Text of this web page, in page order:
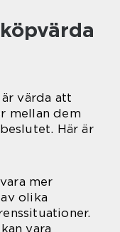
värda att
mellan dem
Här är
mer
olika
vara